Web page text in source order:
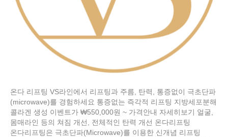
온다 리프팅 VS라인에서 리프팅과 주름, 탄력, 통증없이 극초단파
(microwave)를 경험하세요 통증없는 즉각적 리프팅 지방세포분해
콜라겐 생성 이벤트가 ₩550,000원 ~ 가격안내 자세히보기 얼굴,
몸매라인 등의 쳐짐 개선, 전체적인 탄력 개선 온다리프팅
온다리프팅은 극초단파(Microwave)를 이용한 신개념 리프팅